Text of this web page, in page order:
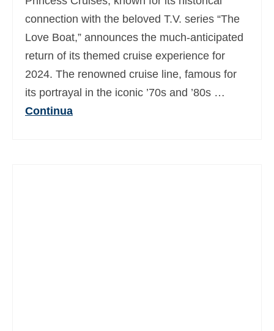
connection with the beloved T.V. series “The
Love Boat,” announces the much-anticipated
return of its themed cruise experience for
2024. The renowned cruise line, famous for
its portrayal in the iconic ’70s and ’80s …
Continua